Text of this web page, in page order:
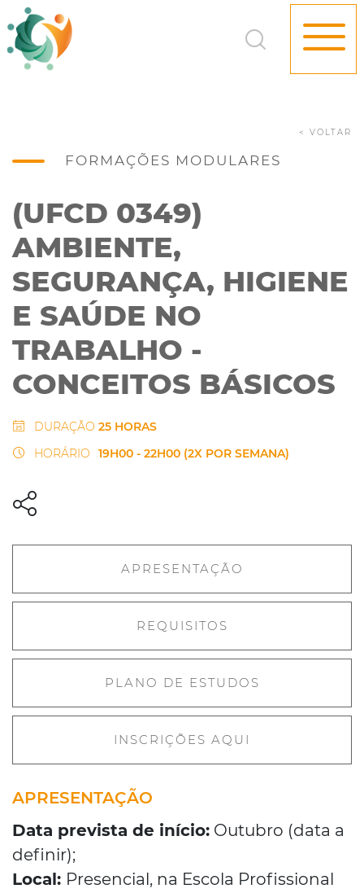
FORMAÇÕES MODULARES
< VOLTAR
(UFCD 0349)
AMBIENTE,
SEGURANÇA, HIGIENE
E SAÚDE NO
TRABALHO -
CONCEITOS BÁSICOS
DURAÇÃO 25 HORAS
HORÁRIO
19H00 - 22H00 (2X POR SEMANA)
APRESENTAÇÃO
Data prevista de início: Outubro (data a
definir);
Local: Presencial, na Escola Profissional
APRESENTAÇÃO
REQUISITOS
PLANO DE ESTUDOS
INSCRIÇÕES AQUI